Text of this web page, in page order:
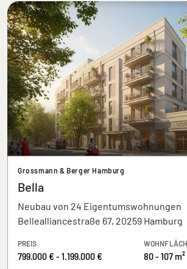
Grossmann & Berger Hamburg
Bella
Neubau von 24 Eigentumswohnungen
Bellealliancestraße 67, 20259 Hamburg
PREIS
799.000 € - 1.199.000 € 80 - 107 m²